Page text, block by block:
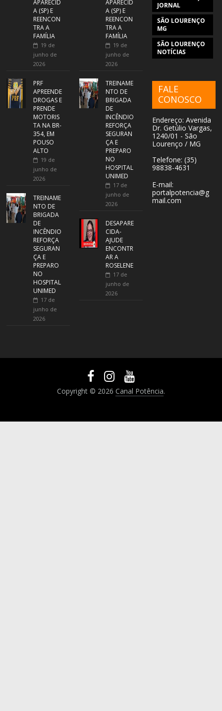
APARECID
A (SP) E
REENCON
TRA A
FAMÍLIA
19 de
junho de
2026
PRF
APREENDE
DROGAS E
PRENDE
MOTORIS
TA NA BR-
354, EM
POUSO
ALTO
19 de
junho de
2026
TREINAME
NTO DE
BRIGADA
DE
INCÊNDIO
REFORÇA
SEGURAN
ÇA E
PREPARO
NO
HOSPITAL
UNIMED
17 de
junho de
2026
APARECID
A (SP) E
REENCON
TRA A
FAMÍLIA
19 de
junho de
2026
TREINAME
NTO DE
BRIGADA
DE
INCÊNDIO
REFORÇA
SEGURAN
ÇA E
PREPARO
NO
HOSPITAL
UNIMED
17 de
junho de
2026
DESAPARE
CIDA-
AJUDE
ENCONTR
AR A
ROSELENE
17 de
junho de
2026
JORNAL
SÃO LOURENÇO
MG
SÃO LOURENÇO
NOTÍCIAS
FALE
CONOSCO
Endereço: Avenida
Dr. Getúlio Vargas,
1240/01 - São
Lourenço / MG
Telefone: (35)
98838-4631
E-mail:
portalpotencia@g
mail.com
Copyright © 2026 Canal Potência.